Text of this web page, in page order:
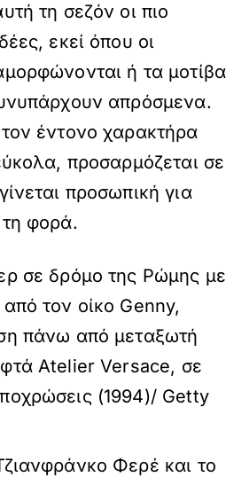
τη σεζόν οι πιο
εκεί όπου οι
ή τα μοτίβα
απρόσμενα.
έντονo χαρακτήρα
προσαρμόζεται σε
προσωπική για
τη φορά.
σε δρόμο της Ρώμης με
τον οίκο Genny,
πάνω από μεταξωτή
Atelier Versace, σε
(1994)/ Getty
Φερέ και το